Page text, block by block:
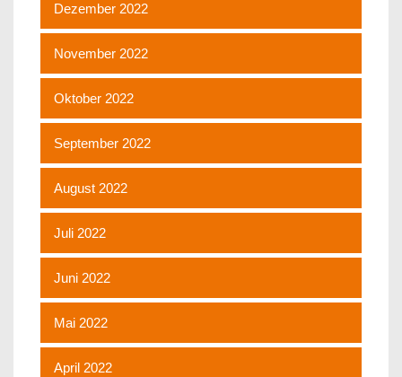
Dezember 2022
November 2022
Oktober 2022
September 2022
August 2022
Juli 2022
Juni 2022
Mai 2022
April 2022